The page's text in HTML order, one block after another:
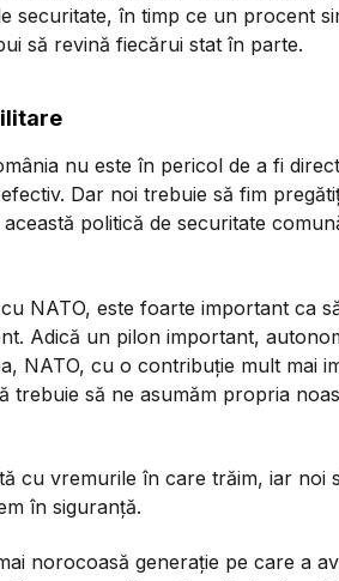
securitate, în timp ce un procent
să revină fiecărui stat în parte.
nu este în pericol de a fi
Dar noi trebuie să fim
politică de securitate
NATO, este foarte important ca
Adică un pilon important,
NATO, cu o contribuție mult mai
trebuie să ne asumăm propria
cu vremurile în care trăim, iar noi
în siguranță.
norocoasă generație pe care a